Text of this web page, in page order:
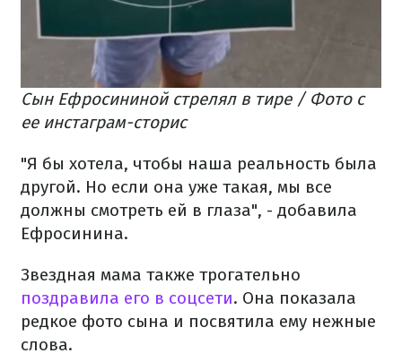
Сын Ефросининой стрелял в тире / Фото с
ее инстаграм-сторис
"Я бы хотела, чтобы наша реальность была
другой. Но если она уже такая, мы все
должны смотреть ей в глаза", - добавила
Ефросинина.
Звездная мама также трогательно
поздравила его в соцсети. Она показала
редкое фото сына и посвятила ему нежные
слова.